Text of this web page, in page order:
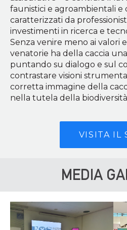
faunistici e agroambientali e
caratterizzati da
investimenti in ricerca e
Senza venire meno ai valori
venatorie ha della caccia
puntando su dialogo e sul
contrastare visioni
corretta immagine della
nella tutela della
VISITA IL
MEDIA